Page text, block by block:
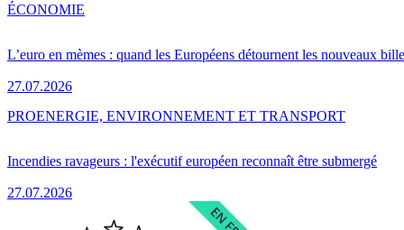
L’euro en mèmes : quand les Européens détournent les nouveaux
27.07.2026
ÉCONOMIE
Incendies ravageurs : l'exécutif européen reconnaît être submergé
27.07.2026
PROENERGIE, ENVIRONNEMENT ET TRANSPORT